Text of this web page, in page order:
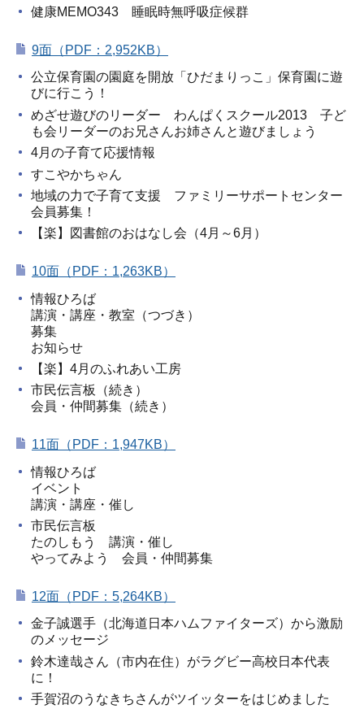
健康MEMO343 睡眠時無呼吸症候群
9面（PDF：2,952KB）
公立保育園の園庭を開放「ひだまりっこ」保育園に遊
びに行こう！
めざせ遊びのリーダー わんぱくスクール2013 子ど
も会リーダーのお兄さんお姉さんと遊びましょう
4月の子育て応援情報
すこやかちゃん
地域の力で子育て支援 ファミリーサポートセンター
会員募集！
【楽】図書館のおはなし会（4月～6月）
10面（PDF：1,263KB）
情報ひろば
講演・講座・教室（つづき）
募集
お知らせ
【楽】4月のふれあい工房
市民伝言板（続き）
会員・仲間募集（続き）
11面（PDF：1,947KB）
情報ひろば
イベント
講演・講座・催し
市民伝言板
たのしもう 講演・催し
やってみよう 会員・仲間募集
12面（PDF：5,264KB）
金子誠選手（北海道日本ハムファイターズ）から激励
のメッセージ
鈴木達哉さん（市内在住）がラグビー高校日本代表
に！
手賀沼のうなきちさんがツイッターをはじめました